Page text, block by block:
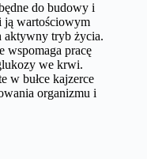
do budowy i
ją wartościowym
aktywny tryb życia.
wspomaga pracę
we krwi.
w bułce kajzerce
organizmu i